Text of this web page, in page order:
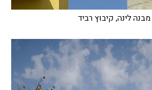
מבנה לינה, קיבוץ רביד